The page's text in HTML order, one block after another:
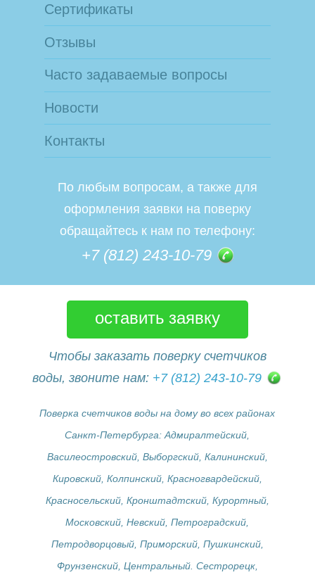
Сертификаты
Отзывы
Часто задаваемые вопросы
Новости
Контакты
По любым вопросам, а также для
оформления заявки на поверку
обращайтесь к нам по телефону:
+7 (812) 243-10-79
оставить заявку
Чтобы заказать поверку счетчиков
воды, звоните нам: +7 (812) 243-10-79
Поверка счетчиков воды на дому во всех районах
Санкт-Петербурга: Адмиралтейский,
Василеостровский, Выборгский, Калининский,
Кировский, Колпинский, Красногвардейский,
Красносельский, Кронштадтский, Курортный,
Московский, Невский, Петроградский,
Петродворцовый, Приморский, Пушкинский,
Фрунзенский, Центральный. Сестрорецк,